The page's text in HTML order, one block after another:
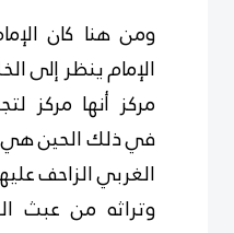
ومن هنا كان
الإمام ينظر إلى
مركز أنها مركز
في ذلك الحين هي
الغربي الزاحف
وتراثه من عبث